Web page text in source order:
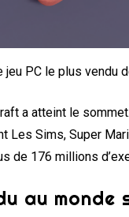
jeu PC le plus vendu
a atteint le
Les Sims, Super
de 176 millions
au monde